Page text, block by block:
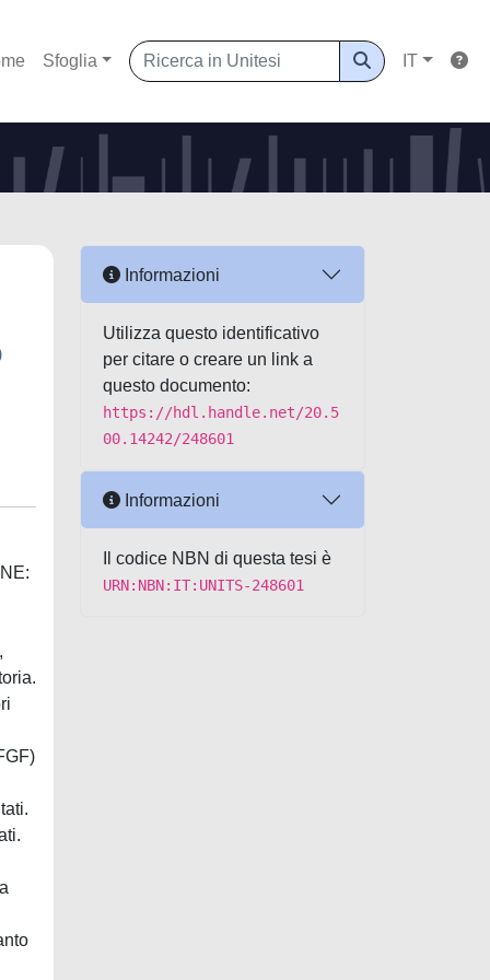
Sfoglia IT
Informazioni
Utilizza questo identificativo
per citare o creare un link a
questo documento:
https://hdl.handle.net/20.5
00.14242/248601
Informazioni
Il codice NBN di questa tesi è
URN:NBN:IT:UNITS-248601